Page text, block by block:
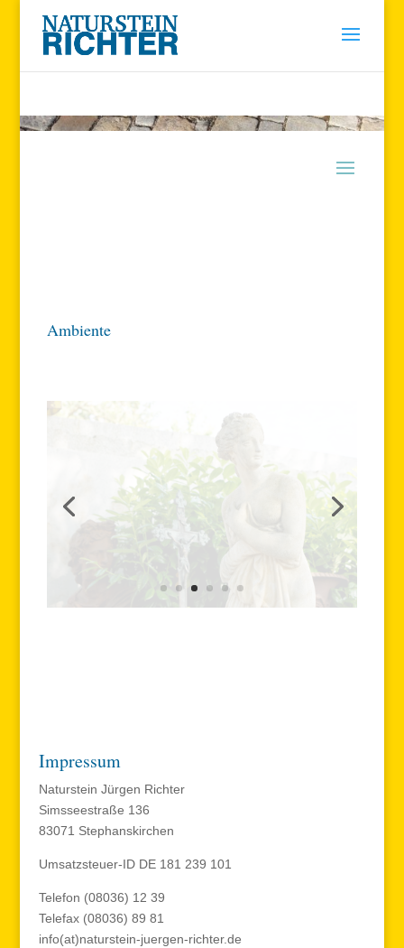
Ambiente
Impressum
Naturstein Jürgen Richter
Simsseestraße 136
83071 Stephanskirchen
Umsatzsteuer-ID DE 181 239 101
Telefon (08036) 12 39
Telefax (08036) 89 81
info(at)naturstein-juergen-richter.de